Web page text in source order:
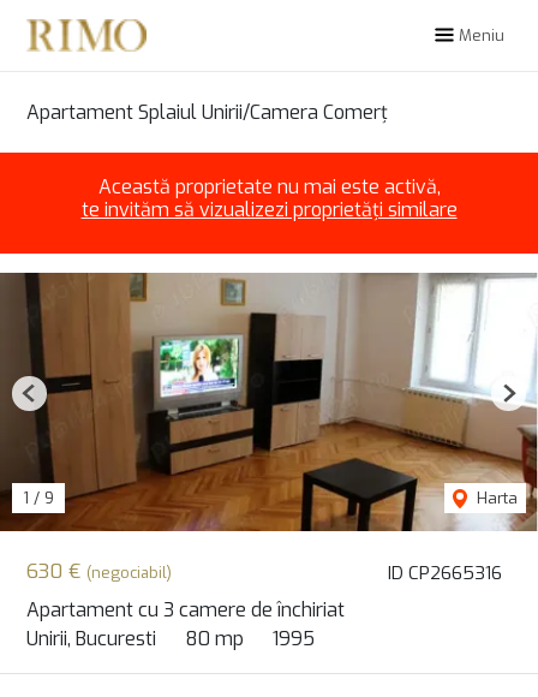
Meniu
Apartament Splaiul Unirii/Camera Comerț
Această proprietate nu mai este activă,
te invităm să vizualizezi proprietăți similare
ID CP2665316
630 € (negociabil)
Apartament cu 3 camere de închiriat
Unirii, Bucuresti
80 mp 1995
1 / 9 Harta
Previous